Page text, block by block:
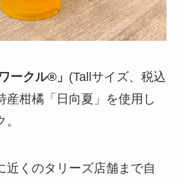
ークル®」 (Tallサイズ、税込
産柑橘「日向夏」を使用し
近くのタリーズ店舗まで自